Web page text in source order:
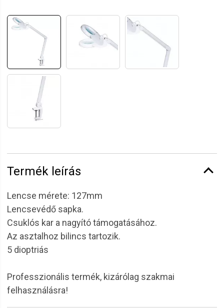
Termék leírás
Lencse mérete: 127mm
Lencsevédő sapka.
Csuklós kar a nagyító támogatásához.
Az asztalhoz bilincs tartozik.
5 dioptriás
Professzionális termék, kizárólag szakmai
felhasználásra!